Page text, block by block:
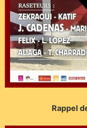
Rappel